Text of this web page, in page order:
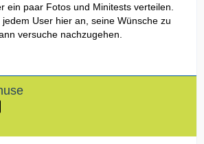
ein paar Fotos und Minitests verteilen.
User hier an, seine Wünsche zu
versuche nachzugehen.